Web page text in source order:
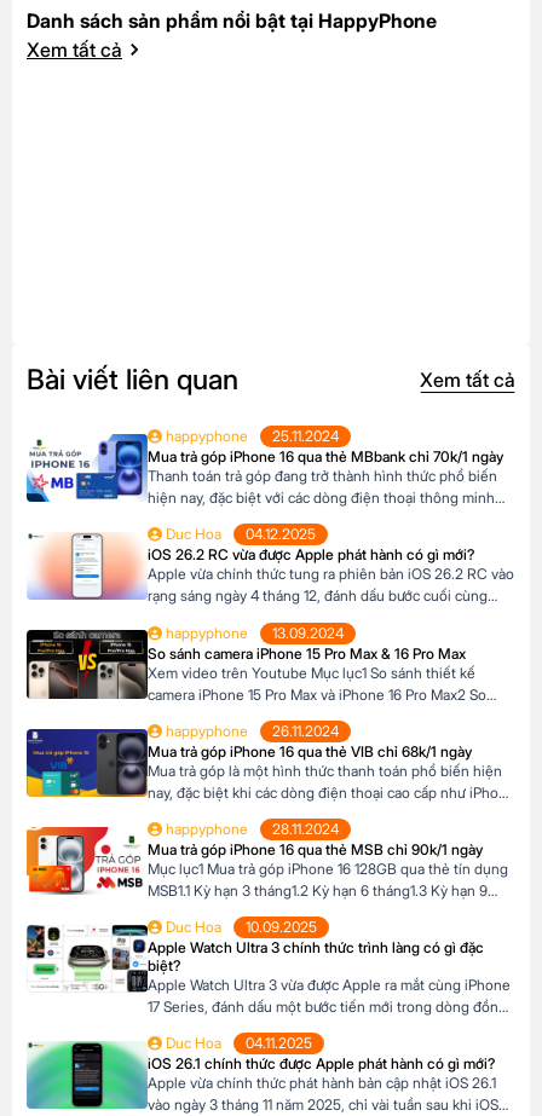
Danh sách sản phẩm nổi bật tại HappyPhone
Xem tất cả
Bài viết liên quan Xem tất cả
happyphone
25.11.2024
Mua trả góp iPhone 16 qua thẻ MBbank chỉ 70k/1 ngày
Thanh toán trả góp đang trở thành hình thức phổ biến
hiện nay, đặc biệt với các dòng điện thoại thông minh
cao cấp như iPhone 16, khi mức giá khá cao vượt ngoài
khả năng tài chính tức thời của nhiều người Tại Happy
Phone, khách hàng có thể lựa chọn chương trình trả […]
Duc Hoa
04.12.2025
iOS 26.2 RC vừa được Apple phát hành có gì mới?
Apple vừa chính thức tung ra phiên bản iOS 26.2 RC vào
rạng sáng ngày 4 tháng 12, đánh dấu bước cuối cùng
Phiên bản này mang đến một số cải tiến thú vị, tập trung
vào việc nâng cao trải nghiệm người dùng […]
happyphone
13.09.2024
So sánh camera iPhone 15 Pro Max & 16 Pro Max
Xem video trên Youtube Mục lục1 So sánh thiết kế
camera iPhone 15 Pro Max và iPhone 16 Pro Max2 So
So sánh khả năng quay video của iPhone 15 Pro Max và
iPhone 16 Pro Max4 Nút Camera control trên iPhone 16
Pro […]
happyphone
26.11.2024
Mua trả góp iPhone 16 qua thẻ VIB chỉ 68k/1 ngày
Mua trả góp là một hình thức thanh toán phổ biến hiện
nay, đặc biệt khi các dòng điện thoại cao cấp như iPhone
đủ điều kiện tài chính để thanh toán một lần. Tại Happy
Phone, chương trình trả góp iPhone 16 […]
happyphone
28.11.2024
Mua trả góp iPhone 16 qua thẻ MSB chỉ 90k/1 ngày
Mục lục1 Mua trả góp iPhone 16 128GB qua thẻ tín dụng
MSB1.1 Kỳ hạn 3 tháng1.2 Kỳ hạn 6 tháng1.3 Kỳ hạn 9
tháng1.4 Kỳ hạn 12 tháng Mua trả góp iPhone 16 128GB
qua thẻ tín dụng MSB Đừng bỏ lỡ cơ hội sở hữu iPhone
16 128GB với mức giá hấp dẫn […]
Duc Hoa
10.09.2025
Apple Watch Ultra 3 chính thức trình làng có gì đặc
biệt?
Apple Watch Ultra 3 vừa được Apple ra mắt cùng iPhone
17 Series, đánh dấu một bước tiến mới trong dòng đồng
hồ thông minh dành cho những ai đam mê thể thao và
phiêu lưu. Với thiết kế chắc chắn, tính năng theo dõi sức
khỏe vượt trội và thời lượng pin ấn tượng, […]
Duc Hoa
04.11.2025
iOS 26.1 chính thức được Apple phát hành có gì mới?
Apple vừa chính thức phát hành bản cập nhật iOS 26.1
vào ngày 3 tháng 11 năm 2025, chỉ vài tuần sau khi iOS